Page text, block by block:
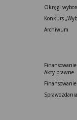
Okręgi
Konkurs
Archiwum
Akty prawne